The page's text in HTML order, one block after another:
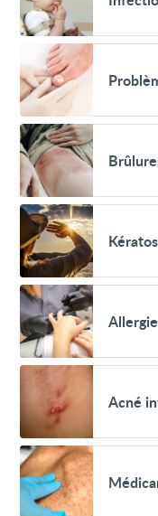
incarné
entérovirus
Problèmes
et
maladies
des
ongles
Voir
Brûlures
Voir
Kératose
solaire
(kératose
actinique)
Voir
Allergie
au
latex
Voir
Acné
inversa
(hidradénite
suppurée)
Acné
Voir
Médicaments
et
sensibilité